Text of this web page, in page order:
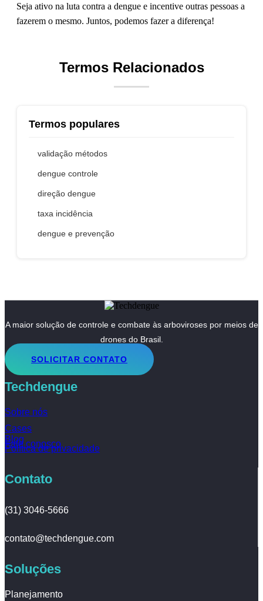
Seja ativo na luta contra a dengue e incentive outras pessoas a
fazerem o mesmo. Juntos, podemos fazer a diferença!
Termos Relacionados
Termos populares
validação métodos
dengue controle
direção dengue
taxa incidência
dengue e prevenção
A maior solução de controle e combate às arboviroses por meios de
drones do Brasil.
SOLICITAR CONTATO
Techdengue
Sobre nós
Cases
Blog
Fale conosco
Política de privacidade
Contato
(31) 3046-5666
contato@techdengue.com
Soluções
Planejamento